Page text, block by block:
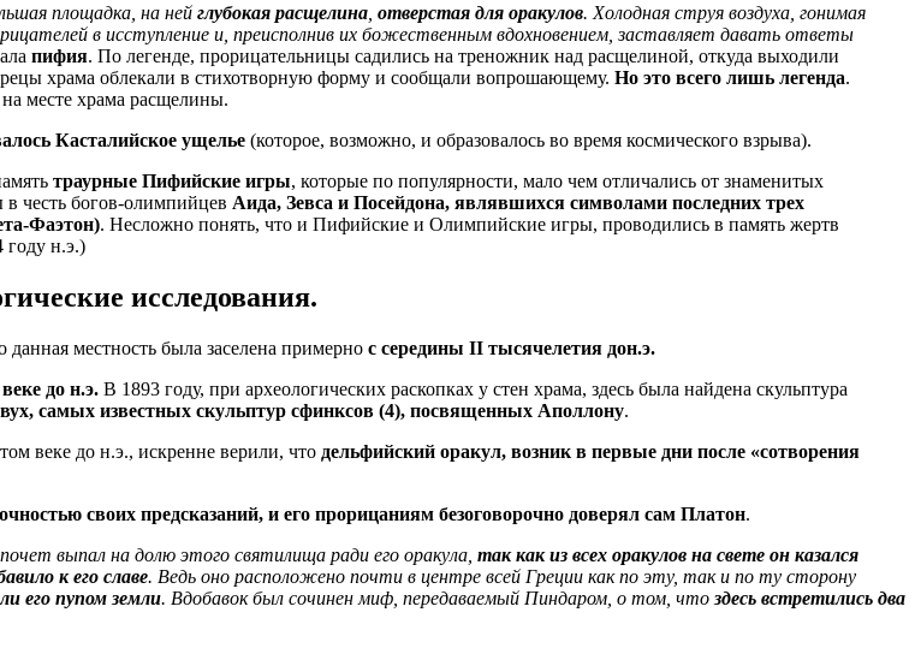
площадка, на ней глубокая расщелина отверстая для оракулов. Холодная струя воздуха, гонимая
в исступление и, преисполнив их божественным вдохновением, заставляет давать ответы
пифия. По легенде, прорицательницы садились на треножник над расщелиной, откуда выходили
храма облекали в стихотворную форму и сообщали вопрошающему. Но это всего лишь легенда.
месте храма расщелины.
Касталийское ущелье (которое, возможно, и образовалось во время космического взрыва).
траурные Пифийские игры, которые по популярности, мало чем отличались от знаменитых
честь богов-олимпийцев Аида, Зевса и Посейдона, являвшихся символами последних трех
Фаэтон). Несложно понять, что и Пифийские и Олимпийские игры, проводились в память жертв
году н.э.)
исследования.
местность была заселена примерно с середины II тысячелетия дон.э.
до н.э. В 1893 году, при археологических раскопках у стен храма, здесь была найдена скульптура
самых известных скульптур сфинксов (4), посвященных Аполлону.
веке до н.э., искренне верили, что дельфийский оракул, возник в первые дни после «сотворения
своих предсказаний, и его прорицаниям безоговорочно доверял сам Платон.
выпал на долю этого святилища ради его оракула, так как из всех оракулов на свете он казался
к его славе. Ведь оно расположено почти в центре всей Греции как по эту, так и по ту сторону
его пупом земли. Вдобавок был сочинен миф, передаваемый Пиндаром, о том, что здесь встретились два